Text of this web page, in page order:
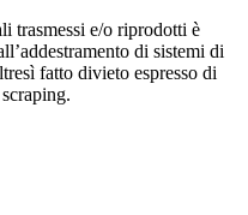
trasmessi e/o riprodotti è
di sistemi di
fatto divieto espresso di